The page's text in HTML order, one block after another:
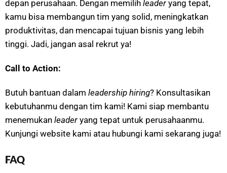
depan perusahaan. Dengan memilih leader yang tepat,
kamu bisa membangun tim yang solid, meningkatkan
produktivitas, dan mencapai tujuan bisnis yang lebih
tinggi. Jadi, jangan asal rekrut ya!
Call to Action:
Butuh bantuan dalam leadership hiring? Konsultasikan
kebutuhanmu dengan tim kami! Kami siap membantu
menemukan leader yang tepat untuk perusahaanmu.
Kunjungi website kami atau hubungi kami sekarang juga!
FAQ